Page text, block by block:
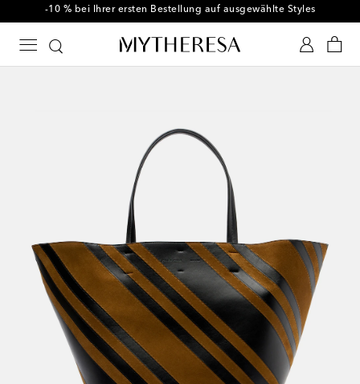
-10 % bei Ihrer ersten Bestellung auf ausgewählte Styles